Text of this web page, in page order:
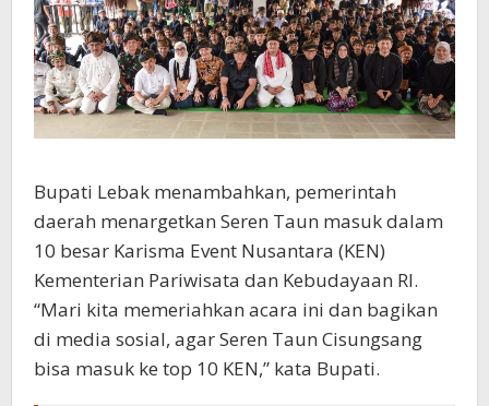
Bupati Lebak menambahkan, pemerintah
daerah menargetkan Seren Taun masuk dalam
10 besar Karisma Event Nusantara (KEN)
Kementerian Pariwisata dan Kebudayaan RI.
“Mari kita memeriahkan acara ini dan bagikan
di media sosial, agar Seren Taun Cisungsang
bisa masuk ke top 10 KEN,” kata Bupati.